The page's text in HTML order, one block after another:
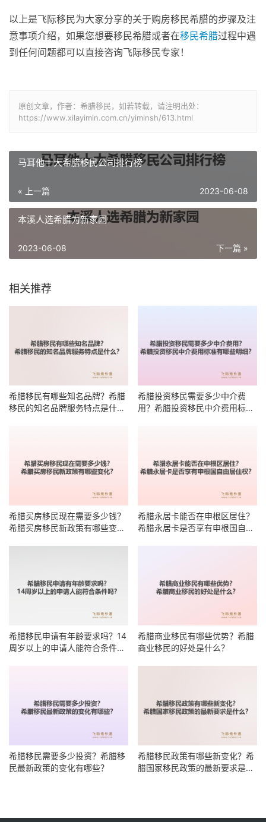
以上是飞际移民为大家分享的关于购房移民希腊的步骤及注
意事项介绍，如果您想要移民希腊或者在移民希腊过程中遇
到任何问题都可以直接咨询飞际移民专家！
原创文章，作者：希腊移民，如若转载，请注明出处：
https://www.xilayimin.com.cn/yiminsh/613.html
马耳他十大希腊移民公司排行榜
« 上一篇 2023-06-08
本溪人选希腊为新家园
下一篇 »
2023-06-08
相关推荐
希腊移民有哪些知名品牌？希腊
移民的知名品牌服务特点是什
希腊投资移民需要多少中介费
用？希腊投资移民中介费用标准
希腊买房移民现在需要多少钱？
希腊买房移民新政策有哪些变
希腊永居卡能否在申根区居住？
希腊永居卡是否享有申根国自由
希腊移民申请有年龄要求吗？14
周岁以上的申请人能符合条件
希腊商业移民有哪些优势？希腊
商业移民的好处是什么？
希腊移民需要多少投资？希腊移
民最新政策的变化有哪些？
希腊移民政策有哪些新变化？希
腊国家移民政策的最新要求是什